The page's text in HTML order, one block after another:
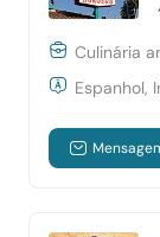
Culinária
Espanhol,